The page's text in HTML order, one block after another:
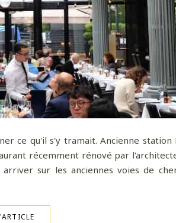
ce qu'il s'y tramait. Ancienne station
récemment rénové par
sur les anciennes voies de